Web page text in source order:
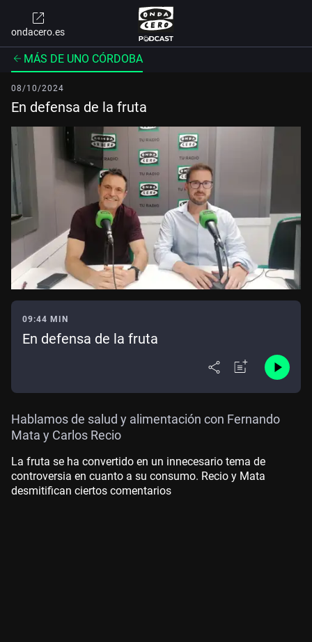
ondacero.es
MÁS DE UNO CÓRDOBA
08/10/2024
En defensa de la fruta
09:44 MIN
En defensa de la fruta
Hablamos de salud y alimentación con Fernando
Mata y Carlos Recio
La fruta se ha convertido en un innecesario tema de
controversia en cuanto a su consumo. Recio y Mata
desmitifican ciertos comentarios